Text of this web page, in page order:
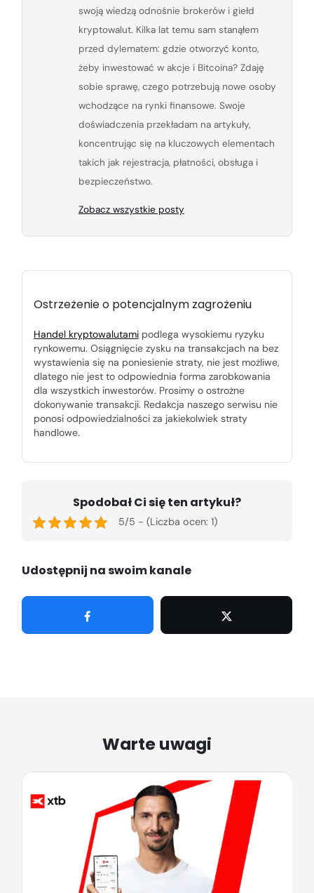
swoją wiedzą odnośnie brokerów i giełd
kryptowalut. Kilka lat temu sam stanąłem
przed dylematem: gdzie otworzyć konto,
żeby inwestować w akcje i Bitcoina? Zdaję
sobie sprawę, czego potrzebują nowe osoby
wchodzące na rynki finansowe. Swoje
doświadczenia przekładam na artykuły,
koncentrując się na kluczowych elementach
takich jak rejestracja, płatności, obsługa i
bezpieczeństwo.
Zobacz wszystkie posty
Ostrzeżenie o potencjalnym zagrożeniu
Handel kryptowalutamipodlega wysokiemu ryzyku
rynkowemu. Osiągnięcie zysku na transakcjach na bez
wystawienia się na poniesienie straty, nie jest możliwe,
dlatego nie jest to odpowiednia forma zarobkowania
dla wszystkich inwestorów. Prosimy o ostrożne
dokonywanie transakcji. Redakcja naszego serwisu nie
ponosi odpowiedzialności za jakiekolwiek straty
handlowe.
Spodobał Ci się ten artykuł?
5/5 - (Liczba ocen: 1)
Udostępnij na swoim kanale
Warte uwagi